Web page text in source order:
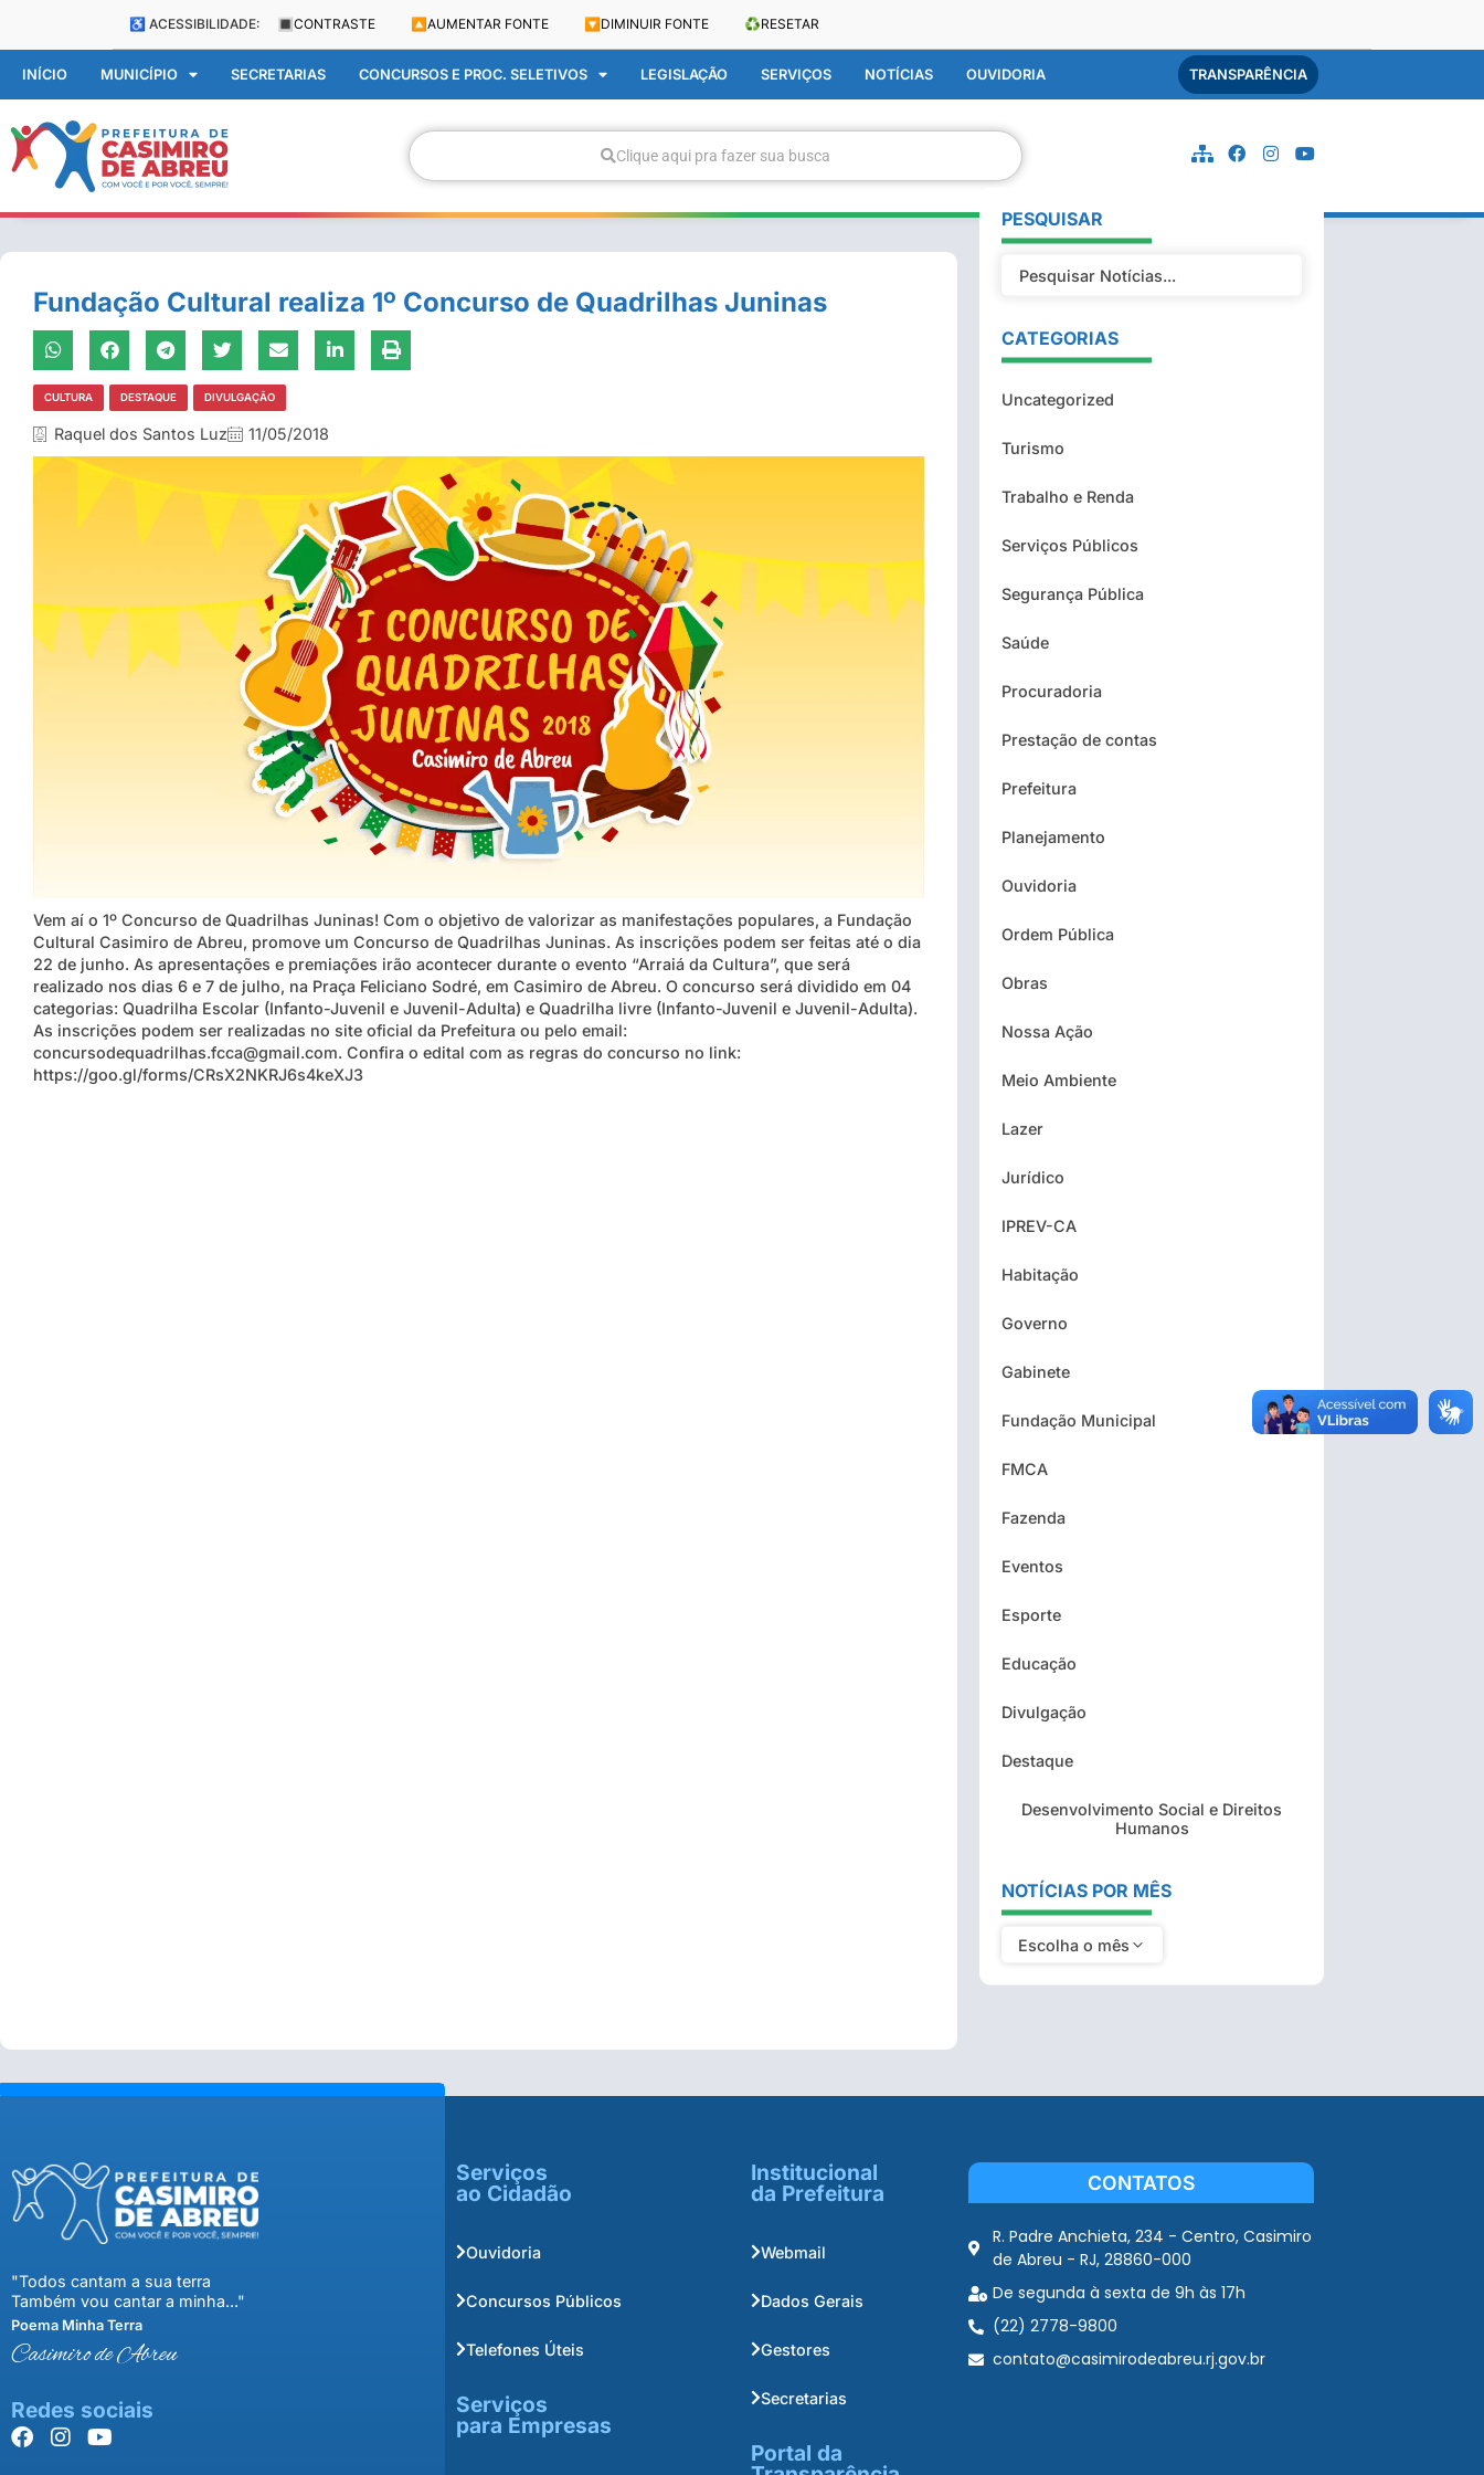
♿ ACESSIBILIDADE: 🔳 CONTRASTE 🔼 AUMENTAR FONTE 🔽 DIMINUIR FONTE ♻️RESETAR
INÍCIO MUNICÍPIO SECRETARIAS CONCURSOS E PROC. SELETIVOS LEGISLAÇÃO SERVIÇOS NOTÍCIAS OUVIDORIA TRANSPARÊNCIA
Clique aqui pra fazer sua busca
Fundação Cultural realiza 1º Concurso de Quadrilhas Juninas
CULTURA DESTAQUE DIVULGAÇÃO
Raquel dos Santos Luz 11/05/2018
Vem aí o 1º Concurso de Quadrilhas Juninas! Com o objetivo de valorizar as manifestações populares, a Fundação
Cultural Casimiro de Abreu, promove um Concurso de Quadrilhas Juninas. As inscrições podem ser feitas até o dia
22 de junho. As apresentações e premiações irão acontecer durante o evento “Arraiá da Cultura”, que será
realizado nos dias 6 e 7 de julho, na Praça Feliciano Sodré, em Casimiro de Abreu. O concurso será dividido em 04
categorias: Quadrilha Escolar (Infanto-Juvenil e Juvenil-Adulta) e Quadrilha livre (Infanto-Juvenil e Juvenil-Adulta).
As inscrições podem ser realizadas no site oficial da Prefeitura ou pelo email:
concursodequadrilhas.fcca@gmail.com. Confira o edital com as regras do concurso no link:
https://goo.gl/forms/CRsX2NKRJ6s4keXJ3
PESQUISAR
CATEGORIAS
Uncategorized
Turismo
Trabalho e Renda
Serviços Públicos
Segurança Pública
Saúde
Procuradoria
Prestação de contas
Prefeitura
Planejamento
Ouvidoria
Ordem Pública
Obras
Nossa Ação
Meio Ambiente
Lazer
Jurídico
IPREV-CA
Habitação
Governo
Gabinete
Fundação Municipal
FMCA
Fazenda
Eventos
Esporte
Educação
Divulgação
Destaque
Desenvolvimento Social e Direitos
Humanos
NOTÍCIAS POR MÊS
Escolha o mês
"Todos cantam a sua terra
Também vou cantar a minha..."
Poema Minha Terra
Casimiro de Abreu
Redes sociais
Serviços
ao Cidadão
Ouvidoria
Concursos Públicos
Telefones Úteis
Serviços
para Empresas
Institucional
da Prefeitura
Webmail
Dados Gerais
Gestores
Secretarias
Portal da
CONTATOS
R. Padre Anchieta, 234 - Centro, Casimiro
de Abreu - RJ, 28860-000
De segunda à sexta de 9h às 17h
(22) 2778-9800
contato@casimirodeabreu.rj.gov.br